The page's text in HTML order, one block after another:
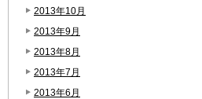
2013年10月
2013年9月
2013年8月
2013年7月
2013年6月